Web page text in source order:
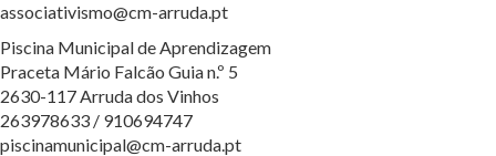
associativismo@cm-arruda.pt
Piscina Municipal de Aprendizagem
Praceta Mário Falcão Guia n.º 5
2630-117 Arruda dos Vinhos
263978633 / 910694747
piscinamunicipal@cm-arruda.pt